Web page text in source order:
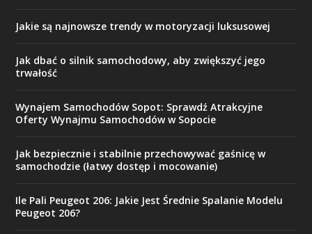
Jakie są najnowsze trendy w motoryzacji luksusowej
Jak dbać o silnik samochodowy, aby zwiększyć jego
trwałość
Wynajem Samochodów Sopot: Sprawdź Atrakcyjne
Oferty Wynajmu Samochodów w Sopocie
Jak bezpiecznie i stabilnie przechowywać gaśnicę w
samochodzie (łatwy dostęp i mocowanie)
Ile Pali Peugeot 206: Jakie Jest Średnie Spalanie Modelu
Peugeot 206?